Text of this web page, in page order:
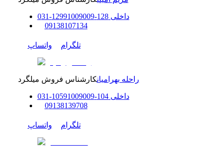
داخلی128-129
91009009
-
031
09138107134
تلگرام واتساپ
راحله بهرامیانکارشناس فروش میلگرد
داخلی104-105
91009009
-
031
09138139708
تلگرام واتساپ